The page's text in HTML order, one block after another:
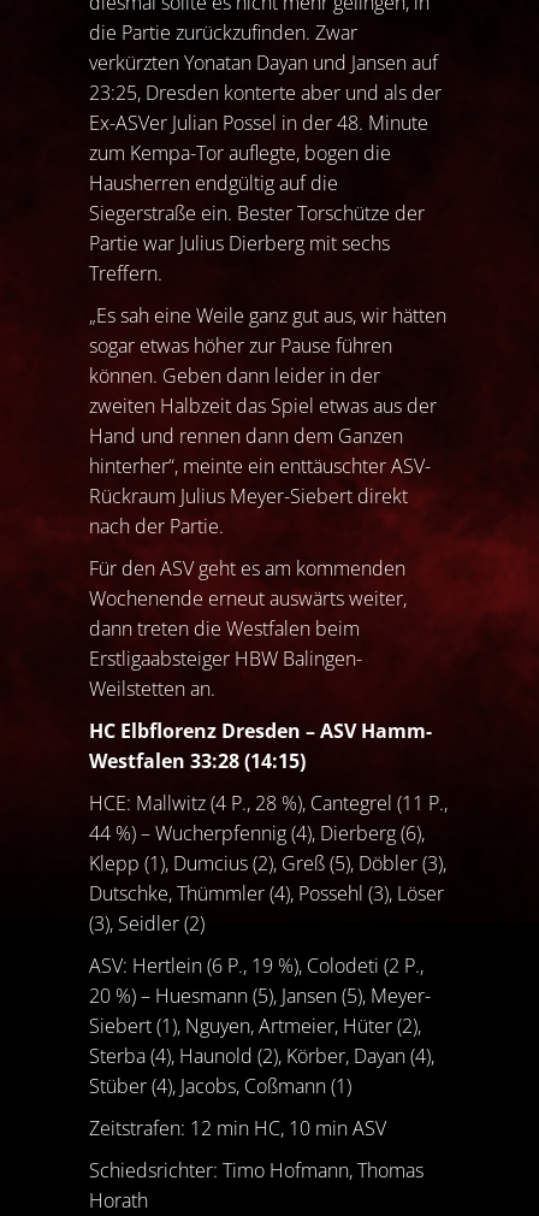
die Partie zurückzufinden. Zwar
verkürzten Yonatan Dayan und Jansen auf
23:25, Dresden konterte aber und als der
Ex-ASVer Julian Possel in der 48. Minute
zum Kempa-Tor auflegte, bogen die
Hausherren endgültig auf die
Siegerstraße ein. Bester Torschütze der
Partie war Julius Dierberg mit sechs
Treffern.
„Es sah eine Weile ganz gut aus, wir hätten
sogar etwas höher zur Pause führen
können. Geben dann leider in der
zweiten Halbzeit das Spiel etwas aus der
Hand und rennen dann dem Ganzen
hinterher“, meinte ein enttäuschter ASV-
Rückraum Julius Meyer-Siebert direkt
nach der Partie.
Für den ASV geht es am kommenden
Wochenende erneut auswärts weiter,
dann treten die Westfalen beim
Erstligaabsteiger HBW Balingen-
Weilstetten an.
HC Elbflorenz Dresden – ASV Hamm-
Westfalen 33:28 (14:15)
HCE: Mallwitz (4 P., 28 %), Cantegrel (11 P.,
44 %) – Wucherpfennig (4), Dierberg (6),
Klepp (1), Dumcius (2), Greß (5), Döbler (3),
Dutschke, Thümmler (4), Possehl (3), Löser
(3), Seidler (2)
ASV: Hertlein (6 P., 19 %), Colodeti (2 P.,
20 %) – Huesmann (5), Jansen (5), Meyer-
Siebert (1), Nguyen, Artmeier, Hüter (2),
Sterba (4), Haunold (2), Körber, Dayan (4),
Stüber (4), Jacobs, Coßmann (1)
Zeitstrafen: 12 min HC, 10 min ASV
Schiedsrichter: Timo Hofmann, Thomas
Horath